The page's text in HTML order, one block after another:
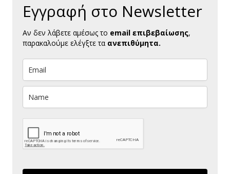
Εγγραφή στο Newsletter
Αν δεν λάβετε αμέσως το email επιβεβαίωσης,
παρακαλούμε ελέγξτε τα ανεπιθύμητα.